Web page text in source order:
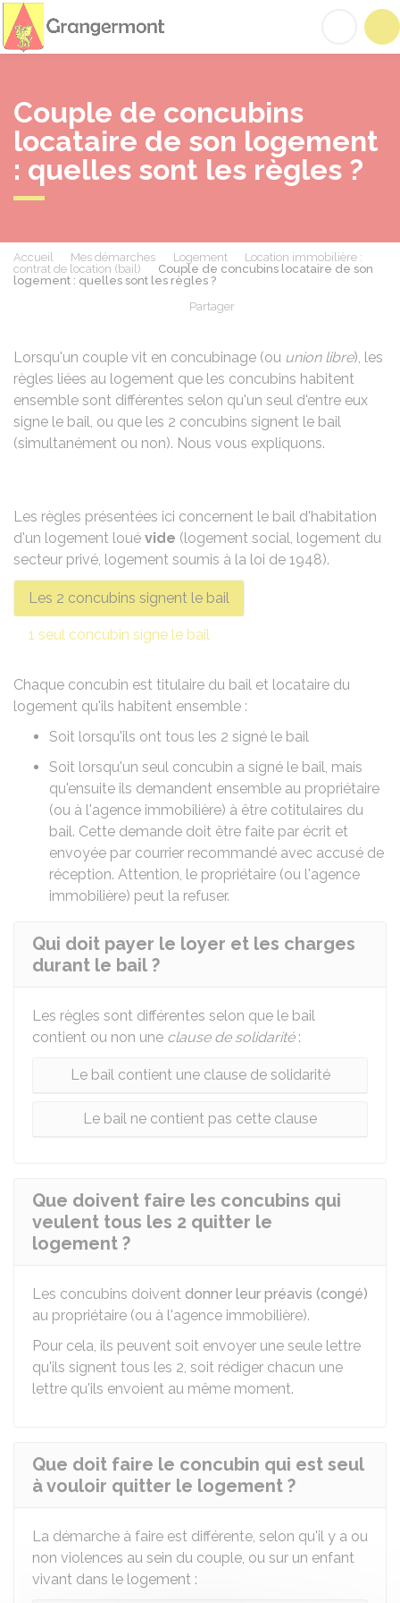
Couple de concubins
locataire de son logement
: quelles sont les règles ?
Accueil Mes démarches Logement
Location immobilière :
contrat de location (bail)
Couple de concubins locataire de son
logement : quelles sont les règles ?
Partager
Lorsqu'un couple vit en concubinage (ou union libre), les
règles liées au logement que les concubins habitent
ensemble sont différentes selon qu'un seul d'entre eux
signe le bail, ou que les 2 concubins signent le bail
(simultanément ou non). Nous vous expliquons.
Les règles présentées ici concernent le bail d'habitation
d'un logement loué vide (logement social, logement du
secteur privé, logement soumis à la loi de 1948).
Les 2 concubins signent le bail
1 seul concubin signe le bail
Chaque concubin est titulaire du bail et locataire du
logement qu'ils habitent ensemble :
Soit lorsqu'ils ont tous les 2 signé le bail
Soit lorsqu'un seul concubin a signé le bail, mais
qu'ensuite ils demandent ensemble au propriétaire
(ou à l'agence immobilière) à être cotitulaires du
bail. Cette demande doit être faite par écrit et
envoyée par courrier recommandé avec accusé de
réception. Attention, le propriétaire (ou l'agence
immobilière) peut la refuser.
Qui doit payer le loyer et les charges
durant le bail ?
Les règles sont différentes selon que le bail
contient ou non une clause de solidarité:
Le bail contient une clause de solidarité
Le bail ne contient pas cette clause
Que doivent faire les concubins qui
veulent tous les 2 quitter le
logement ?
Les concubins doivent donner leur préavis (congé)
au propriétaire (ou à l'agence immobilière).
Pour cela, ils peuvent soit envoyer une seule lettre
qu'ils signent tous les 2, soit rédiger chacun une
lettre qu'ils envoient au même moment.
Que doit faire le concubin qui est seul
à vouloir quitter le logement ?
La démarche à faire est différente, selon qu'il y a ou
non violences au sein du couple, ou sur un enfant
vivant dans le logement :